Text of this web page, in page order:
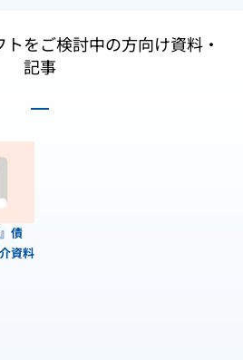
をご検討中の方向け資料・
記事
債
資料